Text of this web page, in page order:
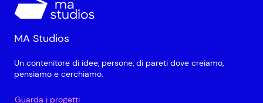
MA Studios
Un contenitore di idee, persone, di pareti dove creiamo,
pensiamo e cerchiamo.
Guarda i progetti